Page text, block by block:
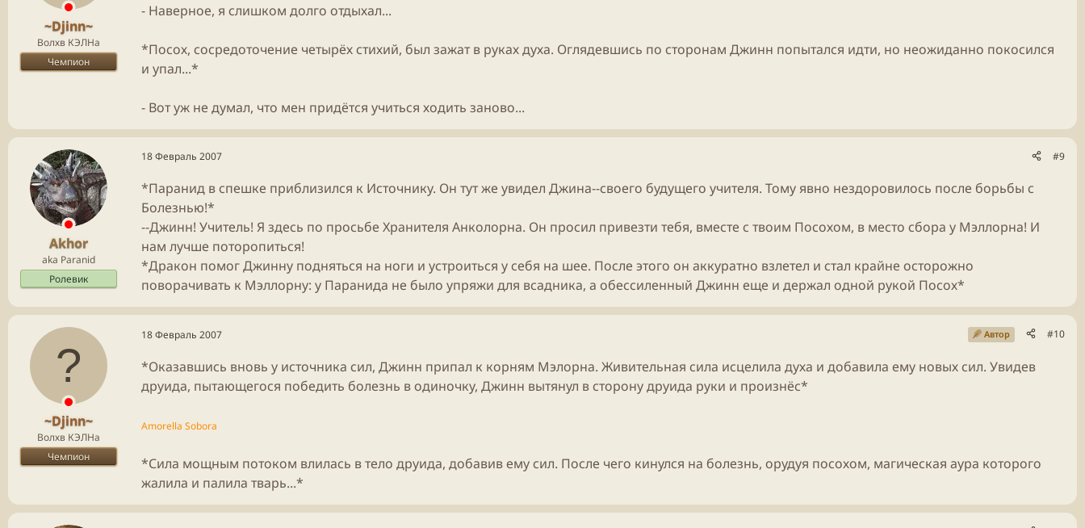
~Djinn~
Волхв КЭЛНа
Чемпион
- Наверное, я слишком долго отдыхал...
*Посох, сосредоточение четырёх стихий, был зажат в руках духа. Оглядевшись по сторонам Джинн попытался идти, но неожиданно покосился
и упал...*
- Вот уж не думал, что мен придётся учиться ходить заново...
Akhor
aka Paranid
Ролевик
18 Февраль 2007 #9
*Паранид в спешке приблизился к Источнику. Он тут же увидел Джина--своего будущего учителя. Тому явно нездоровилось после борьбы с
Болезнью!*
--Джинн! Учитель! Я здесь по просьбе Хранителя Анколорна. Он просил привезти тебя, вместе с твоим Посохом, в место сбора у Мэллорна! И
нам лучше поторопиться!
*Дракон помог Джинну подняться на ноги и устроиться у себя на шее. После этого он аккуратно взлетел и стал крайне осторожно
поворачивать к Мэллорну: у Паранида не было упряжи для всадника, а обессиленный Джинн еще и держал одной рукой Посох*
~Djinn~
Волхв КЭЛНа
Чемпион
18 Февраль 2007 Автор #10
*Оказавшись вновь у источника сил, Джинн припал к корням Мэлорна. Живительная сила исцелила духа и добавила ему новых сил. Увидев
друида, пытающегося победить болезнь в одиночку, Джинн вытянул в сторону друида руки и произнёс*
Amorella Sobora
*Сила мощным потоком влилась в тело друида, добавив ему сил. После чего кинулся на болезнь, орудуя посохом, магическая аура которого
жалила и палила тварь...*